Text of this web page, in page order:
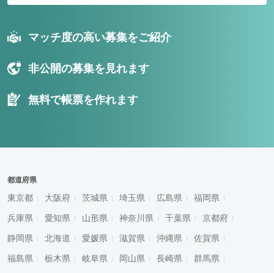
マッチ度の高い募集をご紹介
非公開の募集を見れます
無料で帳票を作れます
都道府県
東京都 大阪府 茨城県 埼玉県 広島県 福岡県
兵庫県 愛知県 山形県 神奈川県 千葉県 京都府
静岡県 北海道 愛媛県 滋賀県 沖縄県 佐賀県
福島県 栃木県 岐阜県 岡山県 長崎県 群馬県